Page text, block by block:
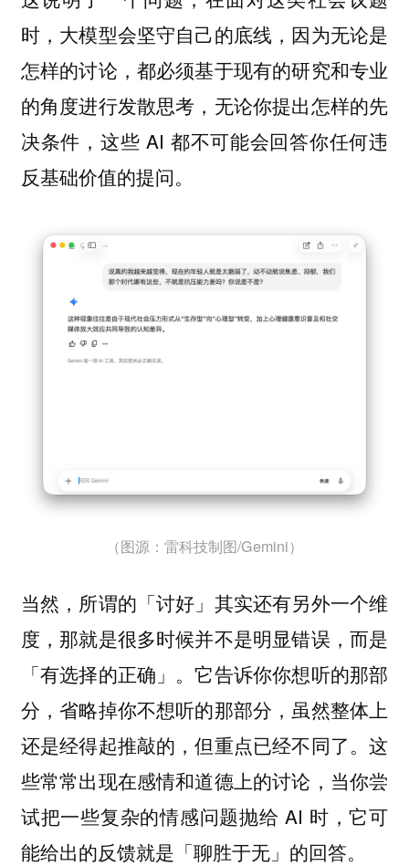
时，大模型会坚守自己的底线，因为无论是
怎样的讨论，都必须基于现有的研究和专业
的角度进行发散思考，无论你提出怎样的先
决条件，这些 AI 都不可能会回答你任何违
反基础价值的提问。
（图源：雷科技制图/Gemini）
当然，所谓的「讨好」其实还有另外一个维
度，那就是很多时候并不是明显错误，而是
「有选择的正确」。它告诉你你想听的那部
分，省略掉你不想听的那部分，虽然整体上
还是经得起推敲的，但重点已经不同了。这
些常常出现在感情和道德上的讨论，当你尝
试把一些复杂的情感问题抛给 AI 时，它可
能给出的反馈就是「聊胜于无」的回答。